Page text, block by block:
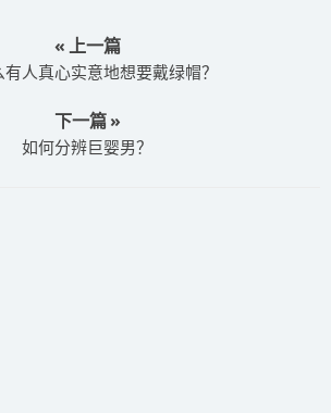
« 上一篇
有人真心实意地想要戴绿帽？
下一篇 »
如何分辨巨婴男？